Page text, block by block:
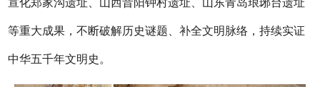
宣化郑家沟遗址、山西昔阳钟村遗址、山东青岛琅琊台遗址
等重大成果，不断破解历史谜题、补全文明脉络，持续实证
中华五千年文明史。